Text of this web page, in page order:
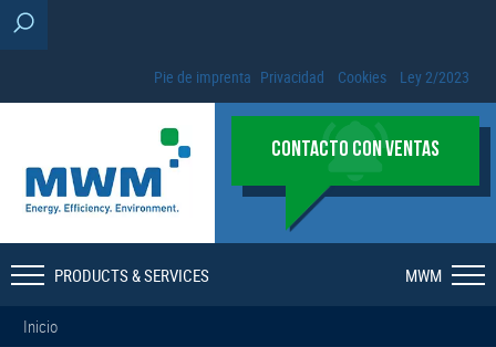
Pie de imprenta Privacidad Cookies Ley 2/2023
CONTACTO CON VENTAS
PRODUCTS & SERVICES MWM
Inicio